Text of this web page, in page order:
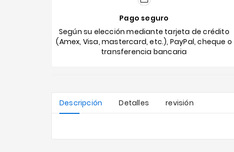
Pago seguro
Según su elección mediante tarjeta de crédito
(Amex, Visa, mastercard, etc.), PayPal, cheque o
transferencia bancaria
Descripción Detalles revisión